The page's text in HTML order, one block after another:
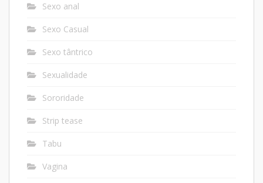
Sexo anal
Sexo Casual
Sexo tântrico
Sexualidade
Sororidade
Strip tease
Tabu
Vagina